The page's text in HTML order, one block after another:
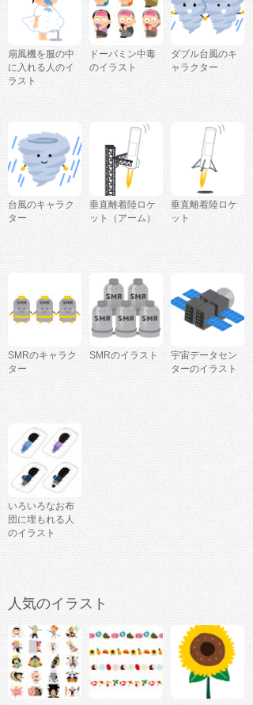
扇風機を服の中
に入れる人のイ
ラスト
ドーパミン中毒
のイラスト
ダブル台風のキ
ャラクター
台風のキャラク
ター
垂直離着陸ロケ
ット（アーム）
垂直離着陸ロケ
ット
SMRのキャラク
ター
SMRのイラスト
宇宙データセン
ターのイラスト
いろいろなお布
団に埋もれる人
のイラスト
人気のイラスト